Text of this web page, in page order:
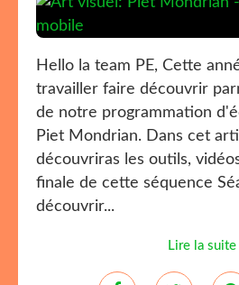
Hello la team PE, Cette
travailler faire découvrir
de notre programmation
Piet Mondrian. Dans cet
découvriras les outils,
finale de cette séquence
découvrir...
Lire la suite